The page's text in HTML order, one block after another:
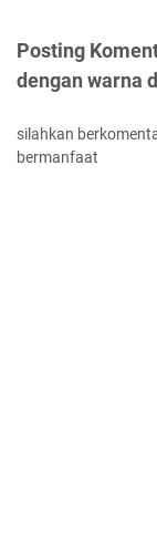
Posting
dengan warna
silahkan
bermanfaat